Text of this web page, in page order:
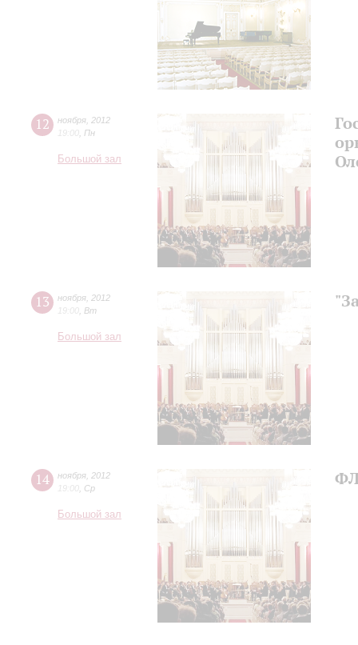
12 ноября 2012
19:00 Пн
Большой зал
13 ноября 2012
19:00 Вт
Большой зал
14 ноября 2012
19:00 Ср
Большой зал